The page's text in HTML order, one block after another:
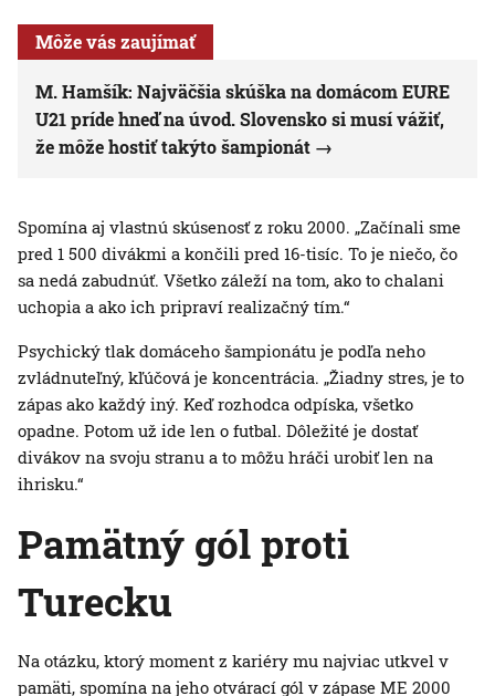
Môže vás zaujímať
M. Hamšík: Najväčšia skúška na domácom EURE
U21 príde hneď na úvod. Slovensko si musí vážiť,
že môže hostiť takýto šampionát
Spomína aj vlastnú skúsenosť z roku 2000. „Začínali sme
pred 1 500 divákmi a končili pred 16-tisíc. To je niečo, čo
sa nedá zabudnúť. Všetko záleží na tom, ako to chalani
uchopia a ako ich pripraví realizačný tím.“
Psychický tlak domáceho šampionátu je podľa neho
zvládnuteľný, kľúčová je koncentrácia. „Žiadny stres, je to
zápas ako každý iný. Keď rozhodca odpíska, všetko
opadne. Potom už ide len o futbal. Dôležité je dostať
divákov na svoju stranu a to môžu hráči urobiť len na
ihrisku.“
Pamätný gól proti
Turecku
Na otázku, ktorý moment z kariéry mu najviac utkvel v
pamäti, spomína na jeho otvárací gól v zápase ME 2000